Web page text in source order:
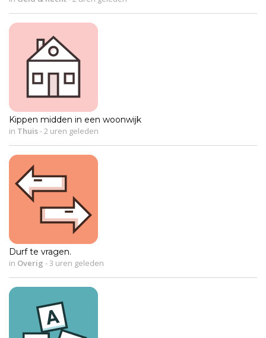
Kippen midden in een woonwijk
in Thuis- 2 uren geleden
Durf te vragen.
in Overig - 3 uren geleden